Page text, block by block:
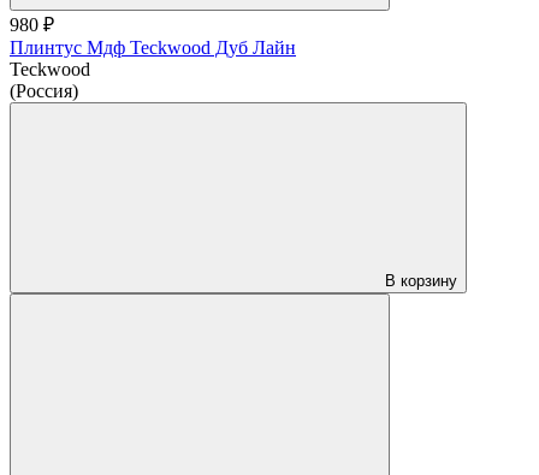
980 ₽
Плинтус Мдф Teckwood Дуб Лайн
Teckwood
(Россия)
В корзину